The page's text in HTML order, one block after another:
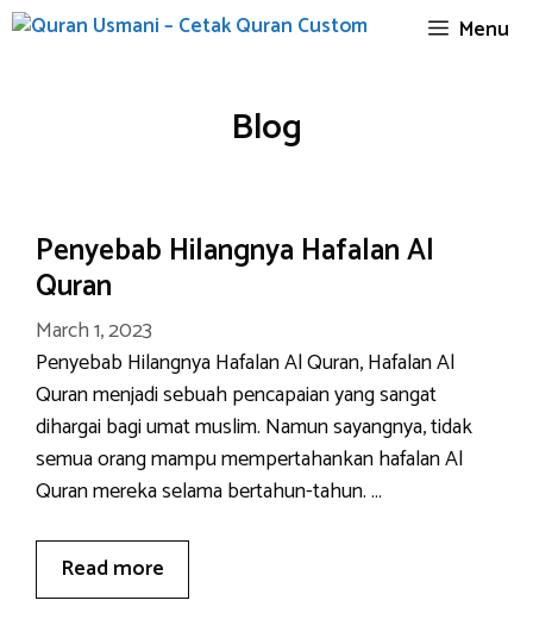
Skip
Menu
Blog
Penyebab Hilangnya Hafalan Al
Quran
March 1, 2023
Penyebab Hilangnya Hafalan Al Quran, Hafalan Al
Quran menjadi sebuah pencapaian yang sangat
dihargai bagi umat muslim. Namun sayangnya, tidak
semua orang mampu mempertahankan hafalan Al
Quran mereka selama bertahun-tahun. …
Read more